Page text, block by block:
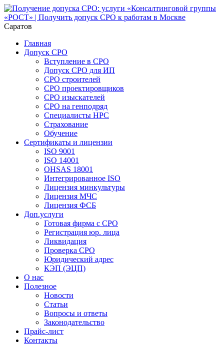
Саратов
Главная
Допуск СРО
Вступление в СРО
Допуск СРО для ИП
СРО строителей
СРО проектировщиков
СРО изыскателей
СРО на генподряд
Специалисты НРС
Страхование
Обучение
Сертификаты и лицензии
ISO 9001
ISO 14001
OHSAS 18001
Интегрированное ISO
Лицензия минкультуры
Лицензия МЧС
Лицензия ФСБ
Доп.услуги
Готовая фирма с СРО
Регистрация юр. лица
Ликвидация
Проверка СРО
Юридический адрес
КЭП (ЭЦП)
О нас
Полезное
Новости
Статьи
Вопросы и ответы
Законодательство
Прайс-лист
Контакты